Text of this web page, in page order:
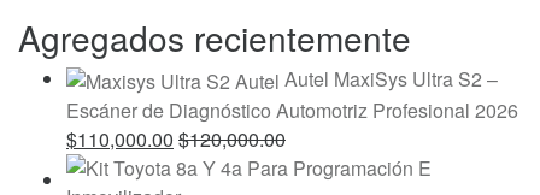
Agregados recientemente
Autel MaxiSys Ultra S2 –
Escáner de Diagnóstico Automotriz Profesional 2026
$110,000.00 $120,000.00